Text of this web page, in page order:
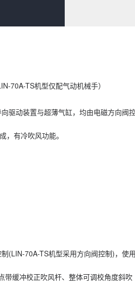
70A-TS机型仅配气动机械手）
驱动装置与超薄气缸，均由电磁方向阀
，有冷吹风功能。
(LIN-70A-TS机型采用方向阀控制)，使用
带缓冲校正吹风杆、整体可调校角度斜吹